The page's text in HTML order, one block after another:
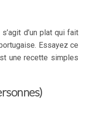
d’un plat qui fait
Essayez ce
une recette simples